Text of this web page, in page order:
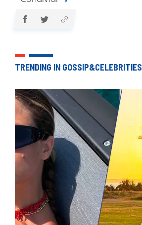
TRENDING IN GOSSIP&CELEBRITIES